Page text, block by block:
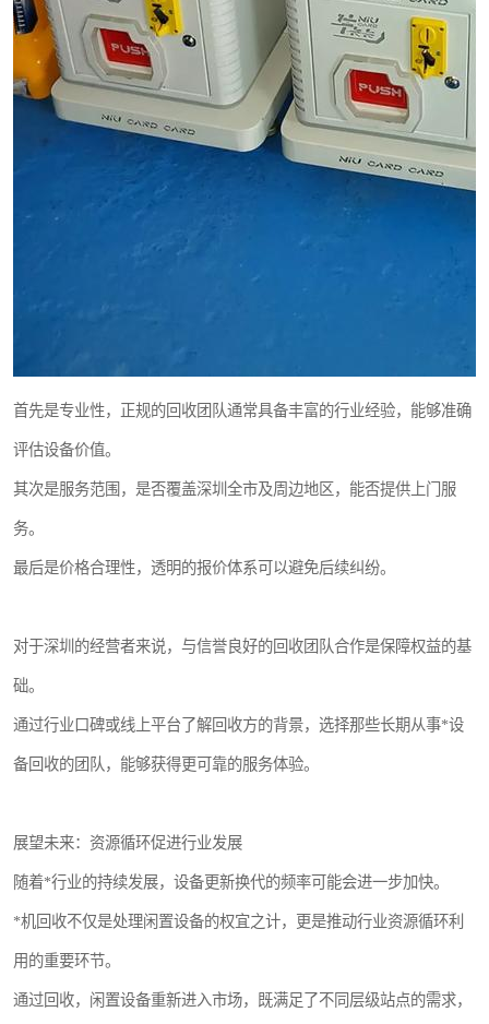
首先是专业性，正规的回收团队通常具备丰富的行业经验，能够准确
评估设备价值。
其次是服务范围，是否覆盖深圳全市及周边地区，能否提供上门服
务。
最后是价格合理性，透明的报价体系可以避免后续纠纷。
对于深圳的经营者来说，与信誉良好的回收团队合作是保障权益的基
础。
通过行业口碑或线上平台了解回收方的背景，选择那些长期从事*设
备回收的团队，能够获得更可靠的服务体验。
展望未来：资源循环促进行业发展
随着*行业的持续发展，设备更新换代的频率可能会进一步加快。
*机回收不仅是处理闲置设备的权宜之计，更是推动行业资源循环利
用的重要环节。
通过回收，闲置设备重新进入市场，既满足了不同层级站点的需求，